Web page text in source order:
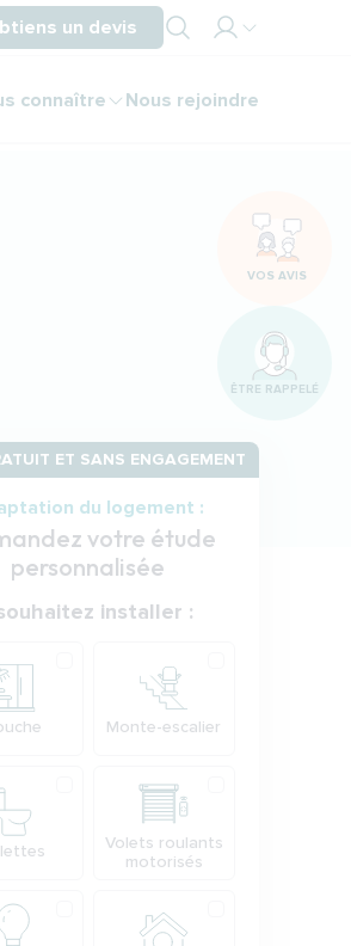
un devis
espace
connaître Nous rejoindre
ET SANS ENGAGEMENT
du logement :
votre étude
personnalisée
demande
installer :
Monte-escalier
Volets roulants
motorisés
VOS AVIS
ÊTRE RAPPELÉ